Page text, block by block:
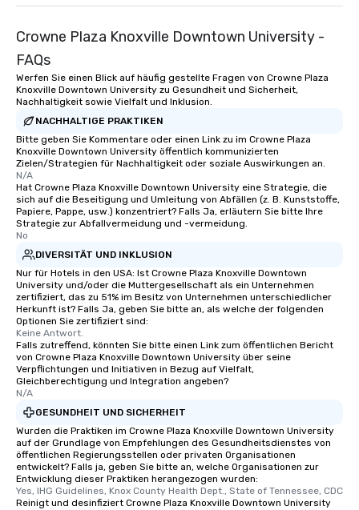
Crowne Plaza Knoxville Downtown University -
FAQs
Werfen Sie einen Blick auf häufig gestellte Fragen von Crowne Plaza
Knoxville Downtown University zu Gesundheit und Sicherheit,
Nachhaltigkeit sowie Vielfalt und Inklusion.
NACHHALTIGE PRAKTIKEN
Bitte geben Sie Kommentare oder einen Link zu im Crowne Plaza
Knoxville Downtown University öffentlich kommunizierten
Zielen/Strategien für Nachhaltigkeit oder soziale Auswirkungen an.
N/A
Hat Crowne Plaza Knoxville Downtown University eine Strategie, die
sich auf die Beseitigung und Umleitung von Abfällen (z. B. Kunststoffe,
Papiere, Pappe, usw.) konzentriert? Falls Ja, erläutern Sie bitte Ihre
Strategie zur Abfallvermeidung und -vermeidung.
No
DIVERSITÄT UND INKLUSION
Nur für Hotels in den USA: Ist Crowne Plaza Knoxville Downtown
University und/oder die Muttergesellschaft als ein Unternehmen
zertifiziert, das zu 51% im Besitz von Unternehmen unterschiedlicher
Herkunft ist? Falls Ja, geben Sie bitte an, als welche der folgenden
Optionen Sie zertifiziert sind:
Keine Antwort.
Falls zutreffend, könnten Sie bitte einen Link zum öffentlichen Bericht
von Crowne Plaza Knoxville Downtown University über seine
Verpflichtungen und Initiativen in Bezug auf Vielfalt,
Gleichberechtigung und Integration angeben?
N/A
GESUNDHEIT UND SICHERHEIT
Wurden die Praktiken im Crowne Plaza Knoxville Downtown University
auf der Grundlage von Empfehlungen des Gesundheitsdienstes von
öffentlichen Regierungsstellen oder privaten Organisationen
entwickelt? Falls ja, geben Sie bitte an, welche Organisationen zur
Entwicklung dieser Praktiken herangezogen wurden:
Yes, IHG Guidelines, Knox County Health Dept., State of Tennessee, CDC
Reinigt und desinfiziert Crowne Plaza Knoxville Downtown University